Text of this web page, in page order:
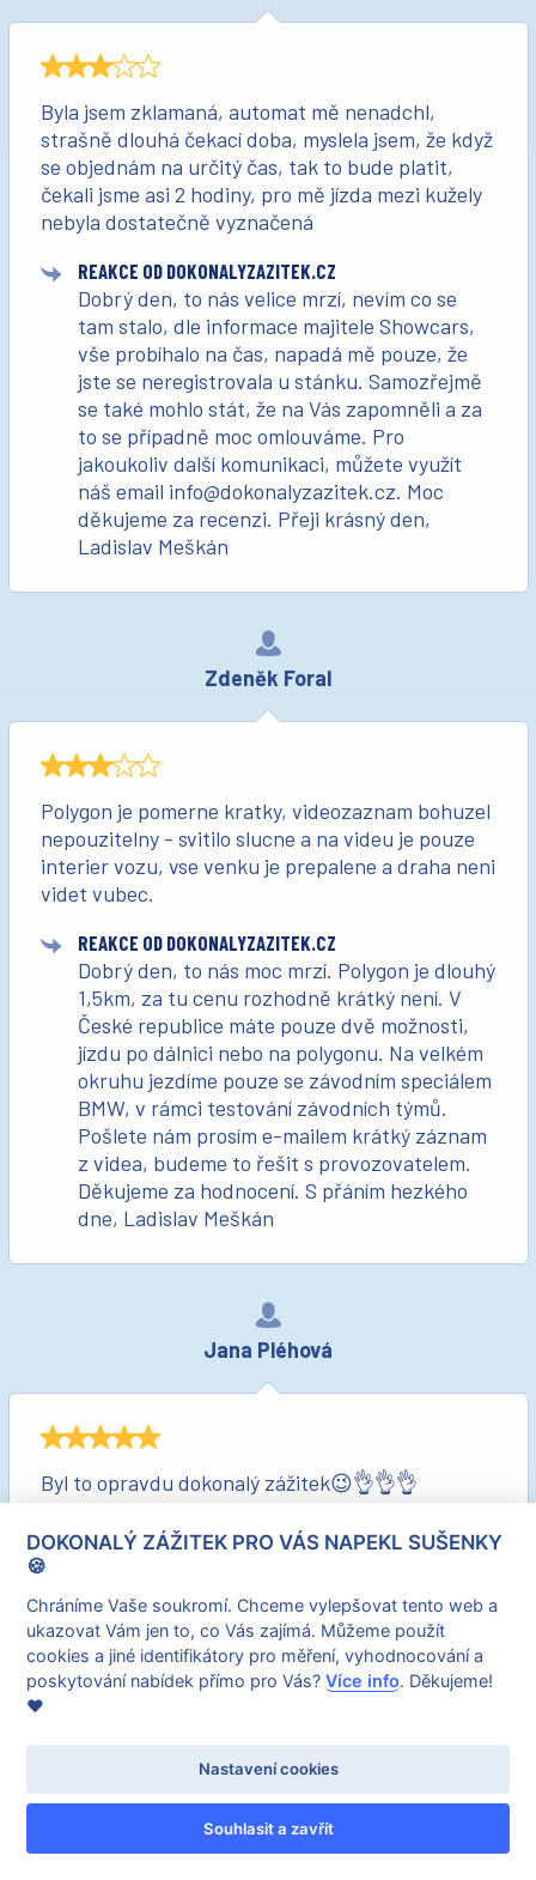
Byla jsem zklamaná, automat mě nenadchl,
strašně dlouhá čekací doba, myslela jsem, že když
se objednám na určitý čas, tak to bude platit,
čekali jsme asi 2 hodiny, pro mě jízda mezi kužely
nebyla dostatečně vyznačená
REAKCE OD DOKONALYZAZITEK.CZ
Dobrý den, to nás velice mrzí, nevím co se
tam stalo, dle informace majitele Showcars,
vše probíhalo na čas, napadá mě pouze, že
jste se neregistrovala u stánku. Samozřejmě
se také mohlo stát, že na Vás zapomněli a za
to se případně moc omlouváme. Pro
jakoukoliv další komunikaci, můžete využít
náš email info@dokonalyzazitek.cz. Moc
děkujeme za recenzi. Přeji krásný den,
Ladislav Meškán
Zdeněk Foral
Polygon je pomerne kratky, videozaznam bohuzel
nepouzitelny - svitilo slucne a na videu je pouze
interier vozu, vse venku je prepalene a draha neni
videt vubec.
REAKCE OD DOKONALYZAZITEK.CZ
Dobrý den, to nás moc mrzí. Polygon je dlouhý
1,5km, za tu cenu rozhodně krátký není. V
České republice máte pouze dvě možnosti,
jízdu po dálnici nebo na polygonu. Na velkém
okruhu jezdíme pouze se závodním speciálem
BMW, v rámci testování závodních týmů.
Pošlete nám prosím e-mailem krátký záznam
z videa, budeme to řešit s provozovatelem.
Děkujeme za hodnocení. S přáním hezkého
dne, Ladislav Meškán
Jana Pléhová
Byl to opravdu dokonalý zážitek😉👌👌👌
REAKCE OD DOKONALYZAZITEK.CZ
Moc děkujeme za hodnocení :-)
Dušan Gaľa
Dobre postavená trať a k tomu super slnečné
počasie, moc som si to užil!
DOKONALÝ ZÁŽITEK PRO VÁS NAPEKL SUŠENKY
🍪
Chráníme Vaše soukromí. Chceme vylepšovat tento web a
ukazovat Vám jen to, co Vás zajímá. Můžeme použít
cookies a jiné identifikátory pro měření, vyhodnocování a
poskytování nabídek přímo pro Vás?Více info. Děkujeme!
❤️
Nastavení cookies
Souhlasit a zavřít